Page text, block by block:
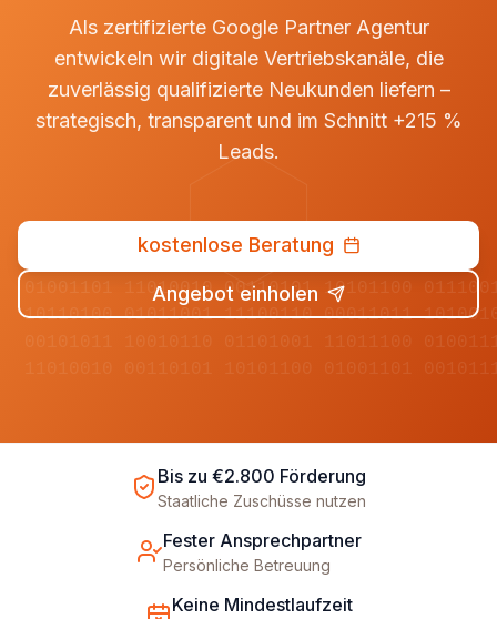
01001101 11010010 00110101 10101100
10110100 01011001 11100110 00011011
Als zertifizierte Google Partner Agentur
entwickeln wir digitale Vertriebskanäle, die
zuverlässig qualifizierte Neukunden liefern –
strategisch, transparent und im Schnitt +215 %
Leads.
kostenlose Beratung
Angebot einholen
Bis zu €2.800 Förderung
Staatliche Zuschüsse nutzen
Fester Ansprechpartner
Persönliche Betreuung
Keine Mindestlaufzeit